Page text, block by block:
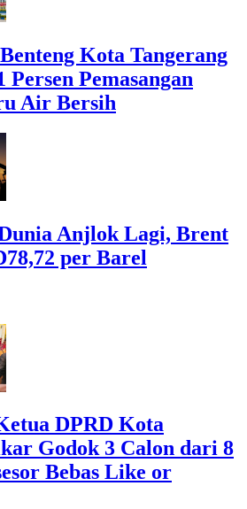
Kota Tangerang
Persen Pemasangan
Air Bersih
Anjlok Lagi, Brent
per Barel
DPRD Kota
Godok 3 Calon dari 8
Bebas Like or